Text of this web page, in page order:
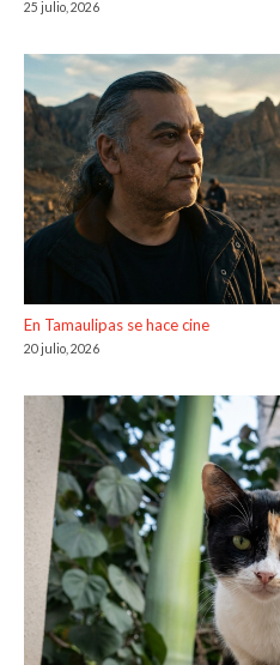
25 julio, 2026
En Tamaulipas se hace cine
20 julio, 2026